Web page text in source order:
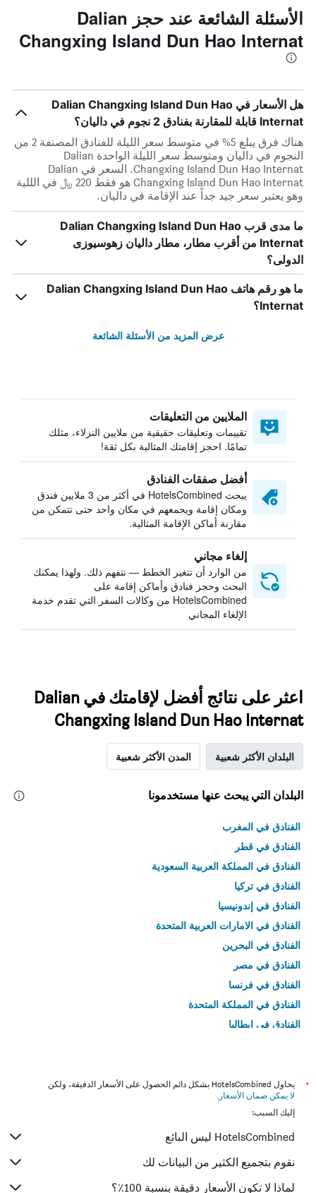
الأسئلة الشائعة عند حجز Dalian
Changxing Island Dun Hao Internat
هل الأسعار في Dalian Changxing Island Dun Hao
Internat قابلة للمقارنة بفنادق 2 نجوم في داليان؟
هناك فرق يبلغ 5% في متوسط ​​سعر الليلة للفنادق المصنفة 2 من
النجوم في داليان ومتوسط ​​سعر الليلة الواحدة Dalian
Changxing Island Dun Hao Internat. السعر في Dalian
Changxing Island Dun Hao Internat هو فقط 220 ﷼ في الللية
وهو يعتبر سعر جيد جداً عند الإقامة في داليان.
ما مدى قرب Dalian Changxing Island Dun Hao
Internat من أقرب مطار، مطار داليان زهوسيوزى
الدولى؟
ما هو رقم هاتف Dalian Changxing Island Dun Hao
Internat؟
عرض المزيد من الأسئلة الشائعة
الملايين من التعليقات
تقييمات وتعليقات حقيقية من ملايين النزلاء، مثلك
تمامًا. احجز إقامتك المثالية بكل ثقة!
أفضل صفقات الفنادق
يبحث HotelsCombined في أكثر من 3 ملايين فندق
ومكان إقامة ويجمعهم في مكان واحد حتى تتمكن من
مقارنة أماكن الإقامة المثالية.
إلغاء مجاني
من الوارد أن تتغير الخطط — نتفهم ذلك. ولهذا يمكنك
البحث وحجز فنادق وأماكن إقامة على
HotelsCombined من وكالات السفر التي تقدم خدمة
الإلغاء المجاني
اعثر على نتائج أفضل لإقامتك في Dalian
Changxing Island Dun Hao Internat
البلدان الأكثر شعبية المدن الأكثر شعبية
البلدان التي يبحث عنها مستخدمونا
الفنادق في المغرب
الفنادق في قطر
الفنادق في المملكة العربية السعودية
الفنادق في تركيا
الفنادق في إندونيسيا
الفنادق في الامارات العربية المتحدة
الفنادق في البحرين
الفنادق في مصر
الفنادق في فرنسا
الفنادق في المملكة المتحدة
الفنادق في إيطاليا
*
يحاول HotelsCombined بشكل دائم الحصول على الأسعار الدقيقة، ولكن
لا يمكن ضمان الأسعار .
إليك السبب:
HotelsCombined ليس البائع
نقوم بتجميع الكثير من البيانات لك
لماذا لا تكون الأسعار دقيقة بنسبة 100٪؟